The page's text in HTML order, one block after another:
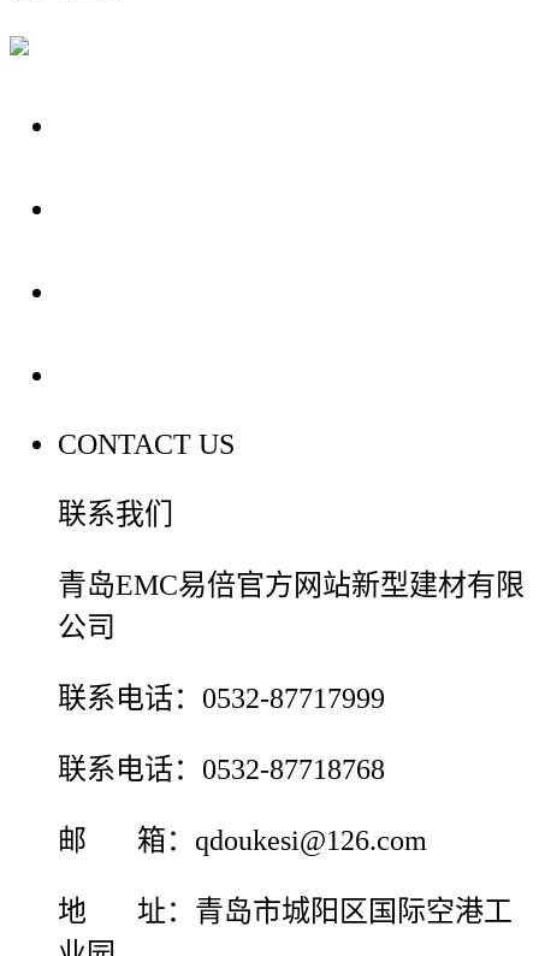
CONTACT US
联系我们
青岛EMC易倍官方网站新型建材有限
公司
联系电话：0532-87717999
联系电话：0532-87718768
邮 箱：qdoukesi@126.com
地 址：青岛市城阳区国际空港工